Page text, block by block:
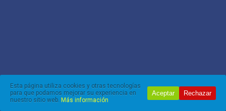
Esta página utiliza cookies y otras tecnologías
para que podamos mejorar su experiencia en
nuestro sitio web. Más información
Aceptar Rechazar